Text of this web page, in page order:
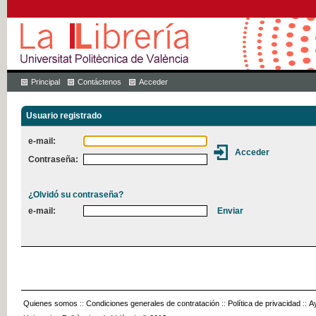
Principal Contáctenos Acceder
Usuario registrado
e-mail:
Contraseña:
¿Olvidó su contraseña?
e-mail:
Quienes somos :: Condiciones generales de contratación :: Política de privacidad ::